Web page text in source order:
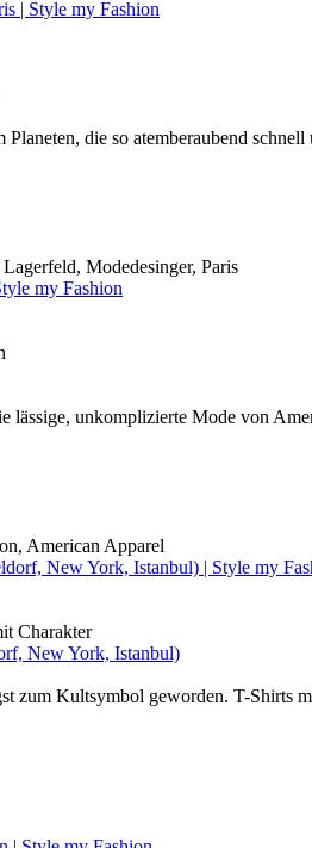
die so atemberaubend
Modedesinger, Paris
lässige, unkomplizierte Mode von
American Apparel
Charakter
New York, Istanbul)
zum Kultsymbol geworden. T-Shirts